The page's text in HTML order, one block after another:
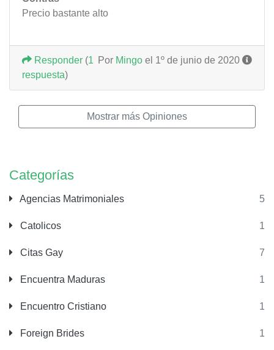
Categorías
Agencias Matrimoniales 5
Catolicos 1
Citas Gay 7
Encuentra Maduras 1
Encuentro Cristiano 1
Foreign Brides 1
Precio bastante alto
Por Mingo el 1º de junio de 2020
Responder (1
respuesta)
Mostrar más Opiniones